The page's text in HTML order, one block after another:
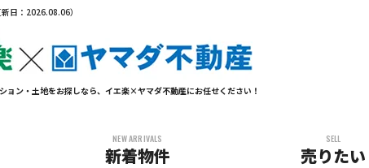
新日： 2026.08.06）
ョン・土地をお探しなら、イエ楽×ヤマダ不動産にお任せください！
NEW ARRIVALS
新着物件
SELL
売りたい